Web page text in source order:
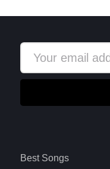
Best Songs